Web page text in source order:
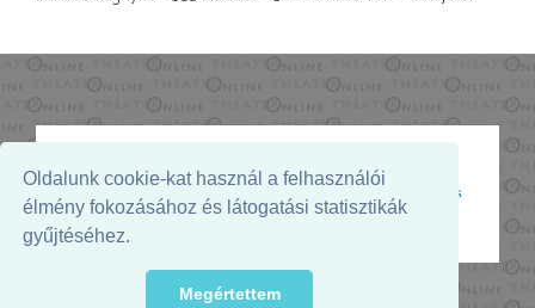
Oldalunk cookie-kat használ a felhasználói
élmény fokozásához és látogatási statisztikák
gyűjtéséhez.
Megértettem
Az oldal megjelenését támogatja: